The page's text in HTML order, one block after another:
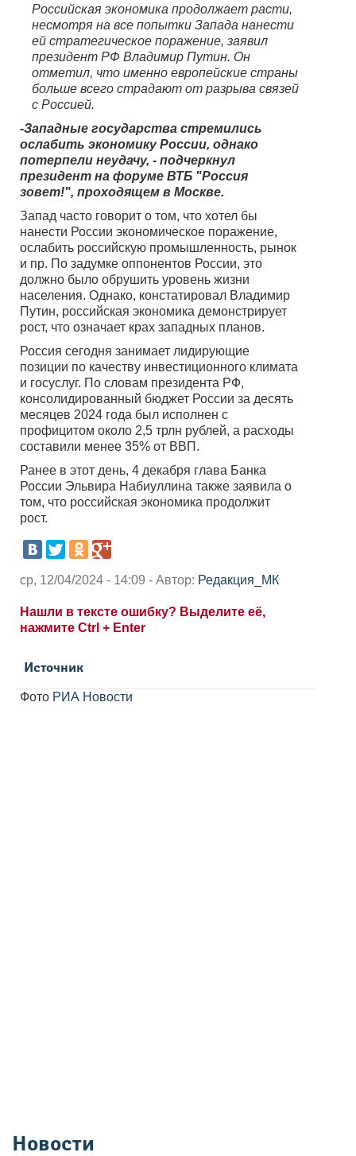
Российская экономика продолжает расти,
несмотря на все попытки Запада нанести
ей стратегическое поражение, заявил
президент РФ Владимир Путин. Он
отметил, что именно европейские страны
больше всего страдают от разрыва связей
с Россией.
-Западные государства стремились
ослабить экономику России, однако
потерпели неудачу, - подчеркнул
президент на форуме ВТБ "Россия
зовет!", проходящем в Москве.
Запад часто говорит о том, что хотел бы
нанести России экономическое поражение,
ослабить российскую промышленность, рынок
и пр. По задумке оппонентов России, это
должно было обрушить уровень жизни
населения. Однако, констатировал Владимир
Путин, российская экономика демонстрирует
рост, что означает крах западных планов.
Россия сегодня занимает лидирующие
позиции по качеству инвестиционного климата
и госуслуг. По словам президента РФ,
консолидированный бюджет России за десять
месяцев 2024 года был исполнен с
профицитом около 2,5 трлн рублей, а расходы
составили менее 35% от ВВП.
Ранее в этот день, 4 декабря глава Банка
России Эльвира Набиуллина также заявила о
том, что российская экономика продолжит
рост.
ср, 12/04/2024 - 14:09 - Автор: Редакция_МК
Нашли в тексте ошибку? Выделите её,
нажмите Ctrl + Enter
Источник
Фото РИА Новости
Новости